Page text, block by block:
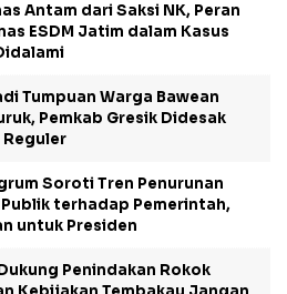
Antam dari Saksi NK, Peran
ESDM Jatim dalam Kasus
Tumpuan Warga Bawean
Pemkab Gresik Didesak
Reguler
Soroti Tren Penurunan
terhadap Pemerintah,
untuk Presiden
Penindakan Rokok